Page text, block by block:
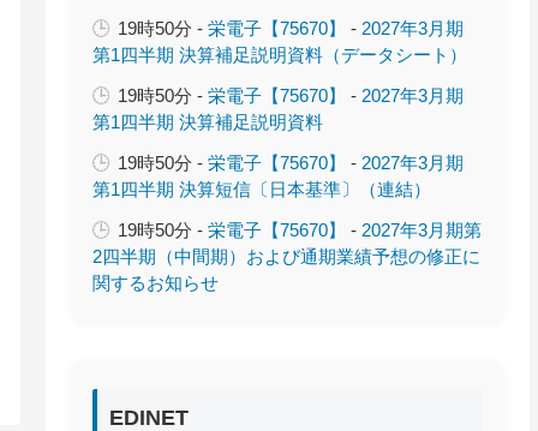
19時50分 -栄電子【75670】 -2027年3月期
第1四半期 決算補足説明資料（データシート）
19時50分 -栄電子【75670】 -2027年3月期
第1四半期 決算補足説明資料
19時50分 -栄電子【75670】 -2027年3月期
第1四半期 決算短信〔日本基準〕（連結）
19時50分 -栄電子【75670】 -2027年3月期第
2四半期（中間期）および通期業績予想の修正に
関するお知らせ
EDINET